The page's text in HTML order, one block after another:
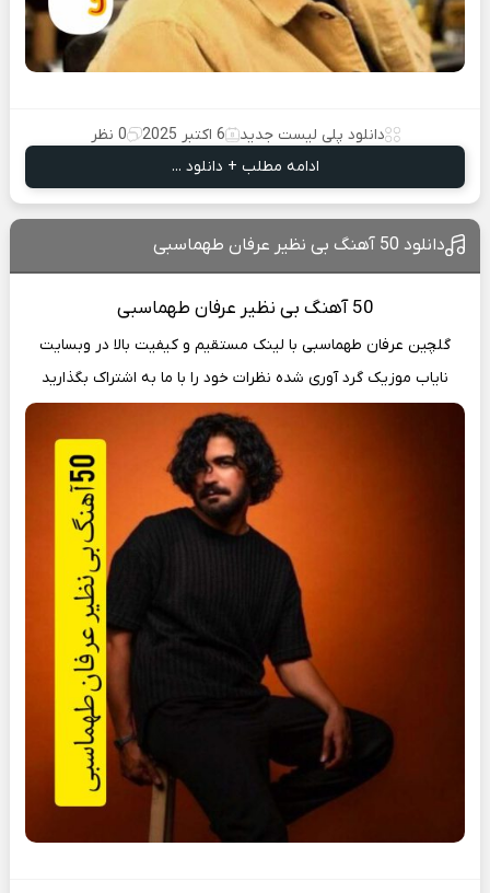
دانلود پلی لیست جدید 6 اکتبر 2025
0 نظر
ادامه مطلب + دانلود ...
دانلود 50 آهنگ بی نظیر عرفان طهماسبی
50 آهنگ بی نظیر عرفان طهماسبی
گلچین عرفان طهماسبی با لینک مستقیم و کیفیت بالا در وبسایت
نایاب موزیک گرد آوری شده نظرات خود را با ما به اشتراک بگذارید